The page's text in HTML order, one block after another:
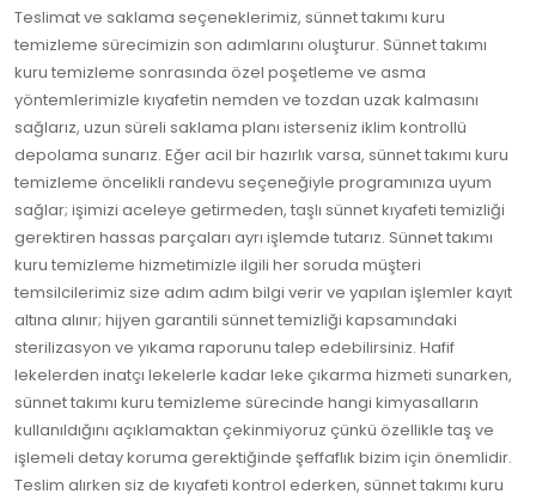
Teslimat ve saklama seçeneklerimiz, sünnet takımı kuru
temizleme sürecimizin son adımlarını oluşturur. Sünnet takımı
kuru temizleme sonrasında özel poşetleme ve asma
yöntemlerimizle kıyafetin nemden ve tozdan uzak kalmasını
sağlarız, uzun süreli saklama planı isterseniz iklim kontrollü
depolama sunarız. Eğer acil bir hazırlık varsa, sünnet takımı kuru
temizleme öncelikli randevu seçeneğiyle programınıza uyum
sağlar; işimizi aceleye getirmeden, taşlı sünnet kıyafeti temizliği
gerektiren hassas parçaları ayrı işlemde tutarız. Sünnet takımı
kuru temizleme hizmetimizle ilgili her soruda müşteri
temsilcilerimiz size adım adım bilgi verir ve yapılan işlemler kayıt
altına alınır; hijyen garantili sünnet temizliği kapsamındaki
sterilizasyon ve yıkama raporunu talep edebilirsiniz. Hafif
lekelerden inatçı lekelerle kadar leke çıkarma hizmeti sunarken,
sünnet takımı kuru temizleme sürecinde hangi kimyasalların
kullanıldığını açıklamaktan çekinmiyoruz çünkü özellikle taş ve
işlemeli detay koruma gerektiğinde şeffaflık bizim için önemlidir.
Teslim alırken siz de kıyafeti kontrol ederken, sünnet takımı kuru